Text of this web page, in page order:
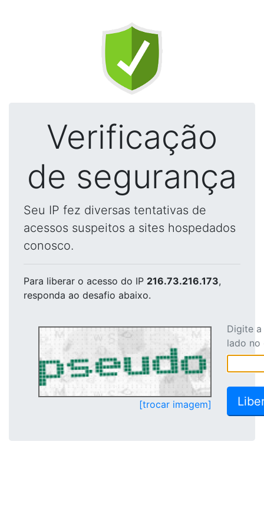
Verificação
de segurança
Seu IP fez diversas tentativas de
acessos suspeitos a sites hospedados
conosco.
Para liberar o acesso do IP 216.73.216.173,
responda ao desafio abaixo.
[trocar imagem]
Digite
lado no